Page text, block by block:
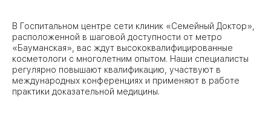
ЗАО
06
12
Теплый Стан
Академическая
В Госпитальном центре сети клиник «Семейный Доктор»,
расположенной в шаговой доступности от метро
«Бауманская», вас ждут высококвалифицированные
косметологи с многолетним опытом. Наши специалисты
регулярно повышают квалификацию, участвуют в
международных конференциях и применяют в работе
практики доказательной медицины.